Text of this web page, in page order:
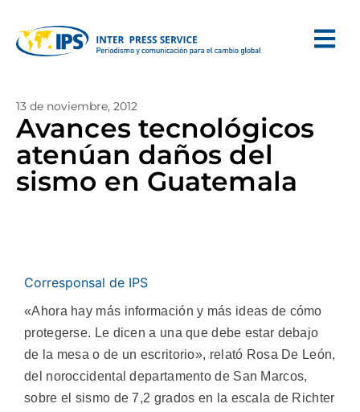
13 de noviembre, 2012
Avances tecnológicos
atenúan daños del
sismo en Guatemala
Corresponsal de IPS
«Ahora hay más información y más ideas de cómo
protegerse. Le dicen a una que debe estar debajo
de la mesa o de un escritorio», relató Rosa De León,
del noroccidental departamento de San Marcos,
sobre el sismo de 7,2 grados en la escala de Richter